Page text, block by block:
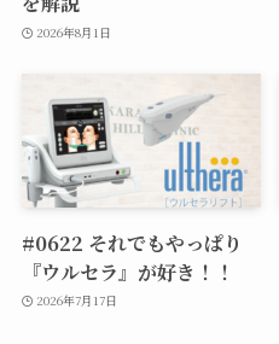
2026年8月1日
#0622 それでもやっぱり
『ウルセラ』が好き！！
2026年7月17日